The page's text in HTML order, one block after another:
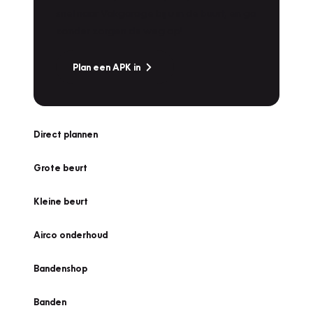
Plan een APK in
Direct plannen
Grote beurt
Kleine beurt
Airco onderhoud
Bandenshop
Banden